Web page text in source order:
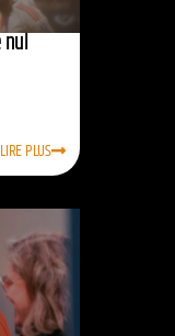
nul
LIRE PLUS